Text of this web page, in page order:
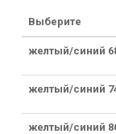
Выберите
желтый/синий
желтый/синий
желтый/синий